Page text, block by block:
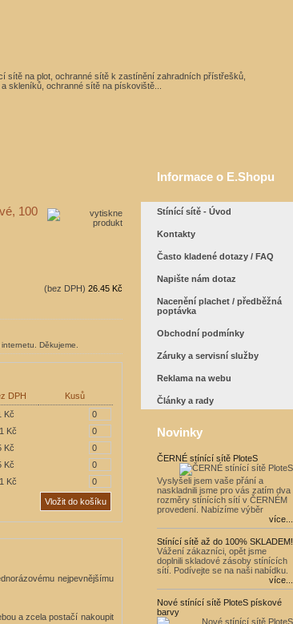
sítě na plot, ochranné sítě k zastínění zahradních přístřešků,
skleníků, ochranné sítě na pískoviště...
100
(bez DPH) 26.45 Kč
Děkujeme.
DPH
Kusů
Kč
Kč
Kč
Kč
Kč
nejpevnějšímu
a zcela postačí nakoupit
Informace o E.Shopu
Stínící sítě - Úvod
Kontakty
Často kladené dotazy / FAQ
Napište nám dotaz
Nacenění plachet / předběžná
poptávka
Obchodní podmínky
Záruky a servisní služby
Reklama na webu
Články a rady
Novinky
ČERNÉ stínící sítě PloteS
Vyslyšeli jsem vaše přání a
naskladnili jsme pro vás zatím dva
rozměry stínících sítí v ČERNÉM
provedení. Nabízíme výběr
více...
Stínící sítě až do 100% SKLADEM!
Vážení zákazníci, opět jsme
doplnili skladové zásoby stínících
sítí. Podívejte se na naši nabídku.
více...
Nové stínící sítě PloteS pískové
barvy